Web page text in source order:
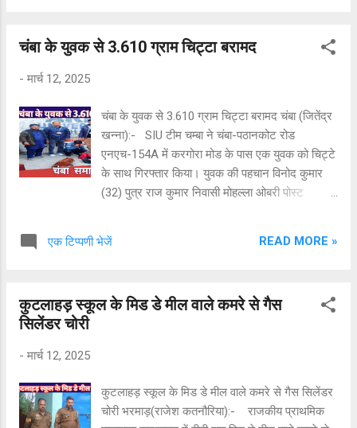
ग्राम चिट्टा बरामद किया । थाना प्रभारी शाहपुर करतार
कि नशा बेचने वालों को किसी भी सूरत में बख्शा नही जायेगा
और साथ ही उनके खिलाफ भविष्य में भी अभियान जारी
रहेगा ।
चंबा के युवक से 3.610 ग्राम चिट्टा बरामद
- मार्च 12, 2025
चंबा के युवक से 3.610 ग्राम चिट्टा बरामद चंबा (जितेंद्र
खन्ना):- SIU टीम चम्बा ने चंबा-पठानकोट रोड
एनएच-154A में करगोरा मोड के पास एक युवक को चिट्टे
के साथ गिरफ्तार किया। युवक की पहचान विनोद कुमार
(32) पुत्र राज कुमार निवासी मोहल्ला ओबरी पोस्ट
आरोपी को गिरफ्तार कर लिया गया है और आगामी कार्यवाही
एक टिप्पणी भेजें READ MORE »
कुटलाहड़ स्कूल के मिड डे मील वाले कमरे से गैस
सिलेंडर चोरी
- मार्च 12, 2025
कुटलाहड़ स्कूल के मिड डे मील वाले कमरे से गैस सिलेंडर
चोरी भरमाड़(राजेश कतनौरिया):- राजकीय प्राथमिक